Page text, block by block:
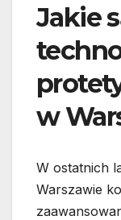
Jakie
w
W ostatnich
Warszawie